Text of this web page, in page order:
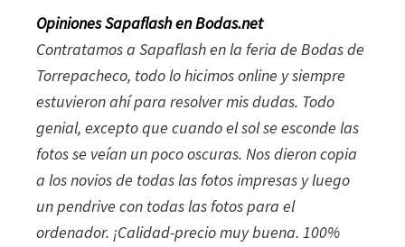
Opiniones Sapaflash en Bodas.net
Contratamos a Sapaflash en la feria de Bodas de
Torrepacheco, todo lo hicimos online y siempre
estuvieron ahí para resolver mis dudas. Todo
genial, excepto que cuando el sol se esconde las
fotos se veían un poco oscuras. Nos dieron copia
a los novios de todas las fotos impresas y luego
un pendrive con todas las fotos para el
ordenador. ¡Calidad-precio muy buena. 100%